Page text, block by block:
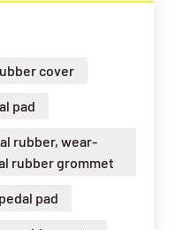
cover
pad
rubber, wear-
rubber grommet
pad